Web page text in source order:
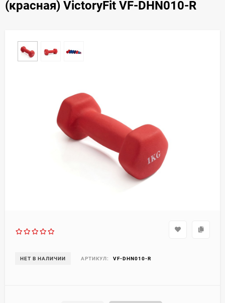
(красная) VictoryFit VF-DHN010-R
НЕТ В НАЛИЧИИ АРТИКУЛ: VF-DHN010-R